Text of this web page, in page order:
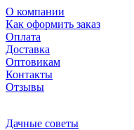
О компании
Как оформить заказ
Оплата
Доставка
Оптовикам
Контакты
Отзывы
Дачные советы